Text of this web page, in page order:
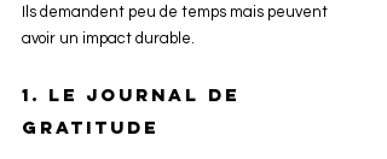
Ils demandent peu de temps mais peuvent
avoir un impact durable.
1. Le journal de
gratitude